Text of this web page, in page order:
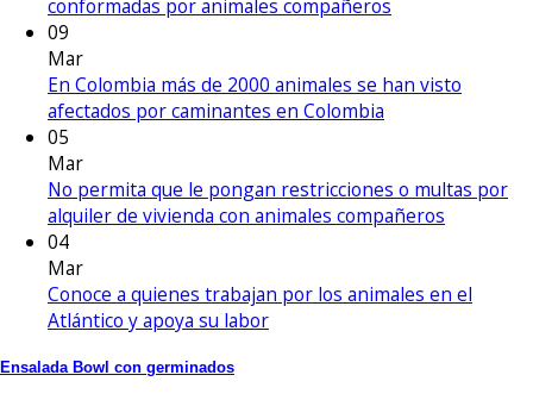
conformadas por animales compañeros
09
Mar
En Colombia más de 2000 animales se han visto
afectados por caminantes en Colombia
05
Mar
No permita que le pongan restricciones o multas por
alquiler de vivienda con animales compañeros
04
Mar
Conoce a quienes trabajan por los animales en el
Atlántico y apoya su labor
Ensalada Bowl con germinados